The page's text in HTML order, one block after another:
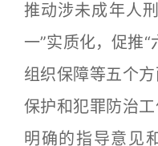
推动涉未成年人
一”实质化，促推
组织保障等五个
保护和犯罪防治
明确的指导意见